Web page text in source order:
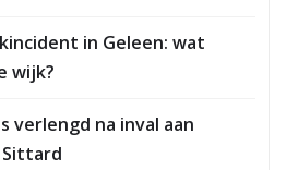
in Geleen: wat
wijk?
verlengd na inval aan